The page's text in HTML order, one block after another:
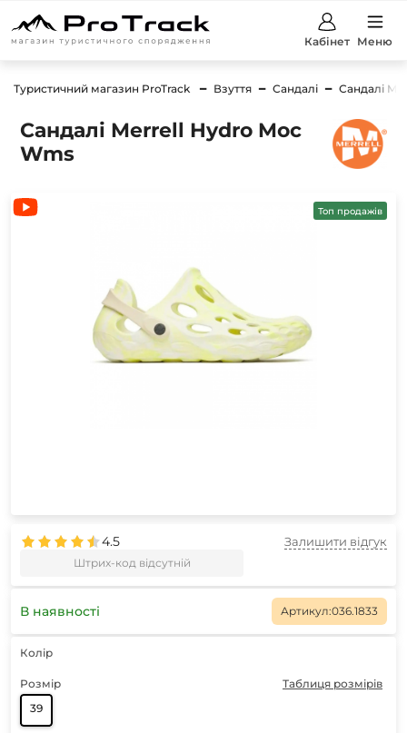
Кабінет Меню
Туристичний магазин ProTrack Взуття Сандалі Сандалі
Сандалі Merrell Hydro Moc
Wms
Топ продажів
4.5
Штрих-код відсутній
Залишити відгук
В наявності Артикул:036.1833
Колір
Розмір
Таблиця розмірів
39